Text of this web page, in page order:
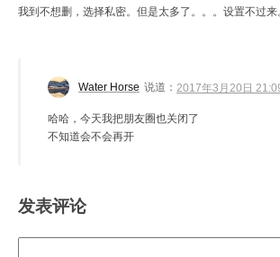
我到不想删，选择私密。但是太多了。。。设置不过来
Water Horse 说道： 2017年3月20日
哈哈，今天我把朋友圈也关闭了
不知道会不会再开
发表评论